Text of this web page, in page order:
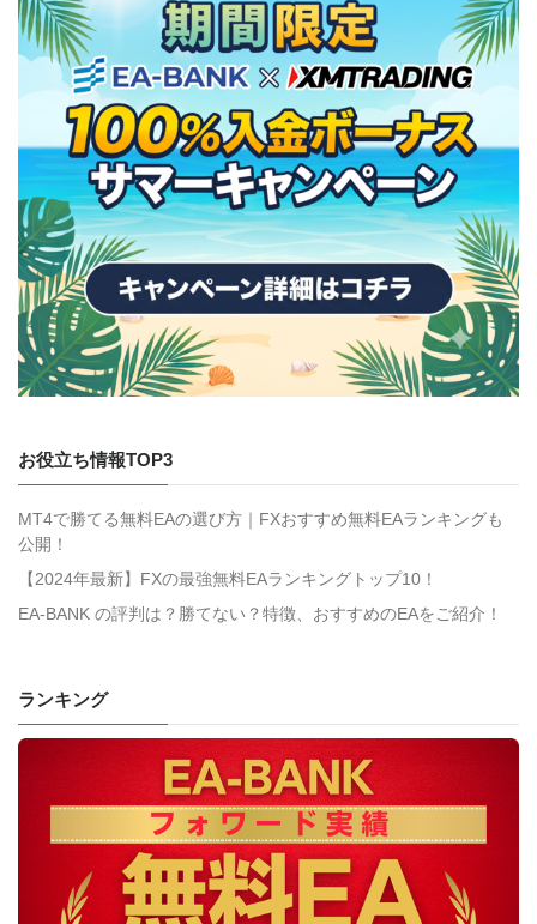
お役立ち情報TOP3
MT4で勝てる無料EAの選び方｜FXおすすめ無料EAランキングも
公開！
【2024年最新】FXの最強無料EAランキングトップ10！
EA-BANK の評判は？勝てない？特徴、おすすめのEAをご紹介！
ランキング